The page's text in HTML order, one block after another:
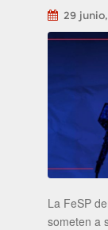
29
La FeSP
someten a